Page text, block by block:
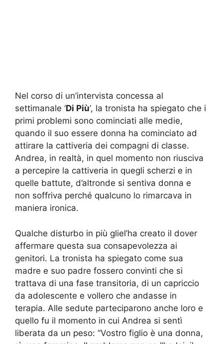
Nel corso di un’intervista concessa al
settimanale ‘Di Più‘, la tronista ha spiegato che i
primi problemi sono cominciati alle medie,
quando il suo essere donna ha cominciato ad
attirare la cattiveria dei compagni di classe.
Andrea, in realtà, in quel momento non riusciva
a percepire la cattiveria in quegli scherzi e in
quelle battute, d’altronde si sentiva donna e
non soffriva perché qualcuno lo rimarcava in
maniera ironica.
Qualche disturbo in più gliel’ha creato il dover
affermare questa sua consapevolezza ai
genitori. La tronista ha spiegato come sua
madre e suo padre fossero convinti che si
trattava di una fase transitoria, di un capriccio
da adolescente e vollero che andasse in
terapia. Alle sedute parteciparono anche loro e
quello fu il momento in cui Andrea si sentì
liberata da un peso: “Vostro figlio è una donna,